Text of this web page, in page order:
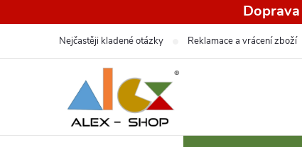
na
Nejčastěji kladené otázky Reklamace a vrácení zboží